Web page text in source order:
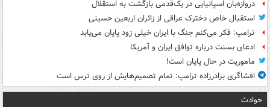
دروازه‌بان اسپانیایی در یک‌قدمی بازگشت به استقلال
استقبال خاص دخترک عراقی از زائران اربعین حسینی
ترامپ: فکر می‌کنم جنگ با ایران خیلی زود پایان می‌یابد
ادعای بسنت درباره توافق ایران و آمریکا
ماموریت در حال پایان است!
افشاگری برادرزاده ترامپ: تمام تصمیم‌هایش از روی ترس است
حوادث